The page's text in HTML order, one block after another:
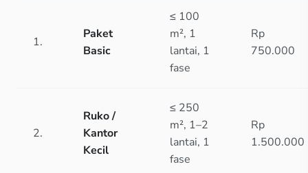
1.
Paket
Basic
≤ 100
m², 1
lantai, 1
fase
Rp
750.000
2.
Ruko /
Kantor
Kecil
≤ 250
m², 1–2
lantai, 1
fase
Rp
1.500.000